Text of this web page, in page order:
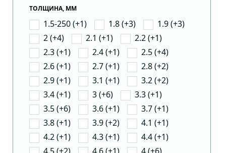
ТОЛЩИНА, ММ
1.5-250 (+1) 1.8 (+3)
1.9 (+3)
2 (+4)
2.1 (+1)
2.2 (+1)
2.3 (+1)
2.4 (+1)
2.5 (+4)
2.6 (+1)
2.7 (+1)
2.8 (+2)
2.9 (+1)
3.1 (+1)
3.2 (+2)
3.4 (+1)
3 (+6)
3.3 (+1)
3.5 (+6)
3.6 (+1)
3.7 (+1)
3.8 (+1)
3.9 (+2)
4.1 (+1)
4.2 (+1)
4.3 (+1)
4.4 (+1)